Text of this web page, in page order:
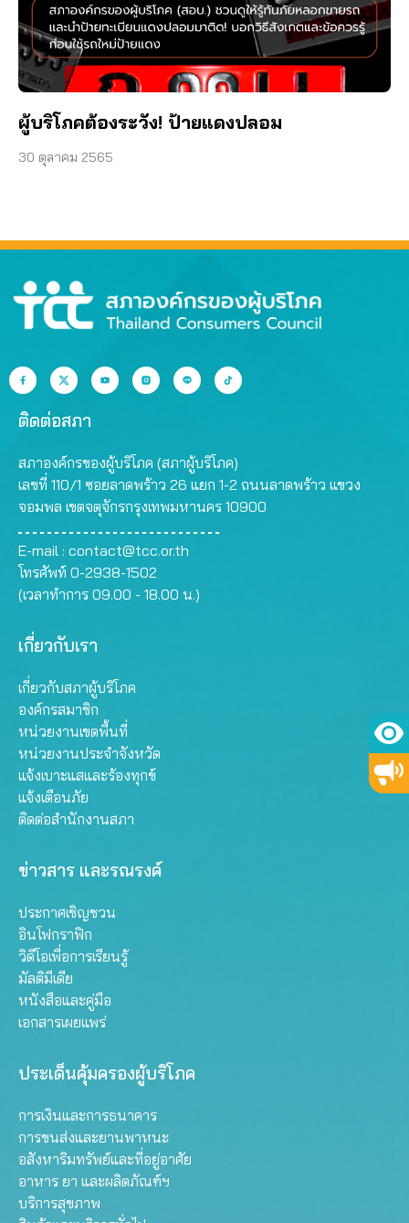
ผู้บริโภคต้องระวัง! ป้ายแดงปลอม
30 ตุลาคม 2565
ติดต่อสภา
สภาองค์กรของผู้บริโภค (สภาผู้บริโภค)
เลขที่ 110/1 ซอยลาดพร้าว 26 แยก 1-2 ถนนลาดพร้าว แขวง
จอมพล เขตจตุจักรกรุงเทพมหานคร 10900
E-mail : contact@tcc.or.th
โทรศัพท์ 0-2938-1502
(เวลาทำการ 09.00 - 18.00 น.)
เกี่ยวกับเรา
เกี่ยวกับสภาผู้บริโภค
องค์กรสมาชิก
หน่วยงานเขตพื้นที่
หน่วยงานประจำจังหวัด
แจ้งเบาะแสและร้องทุกข์
แจ้งเตือนภัย
ติดต่อสำนักงานสภา
ข่าวสาร และรณรงค์
ประกาศเชิญชวน
อินโฟกราฟิก
วิดีโอเพื่อการเรียนรู้
มัลติมีเดีย
หนังสือและคู่มือ
เอกสารเผยแพร่
ประเด็นคุ้มครองผู้บริโภค
การเงินและการธนาคาร
การขนส่งและยานพาหนะ
อสังหาริมทรัพย์และที่อยู่อาศัย
อาหาร ยา และผลิตภัณฑ์ฯ
บริการสุขภาพ